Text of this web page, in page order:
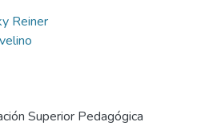
Reiner
Superior Pedagógica